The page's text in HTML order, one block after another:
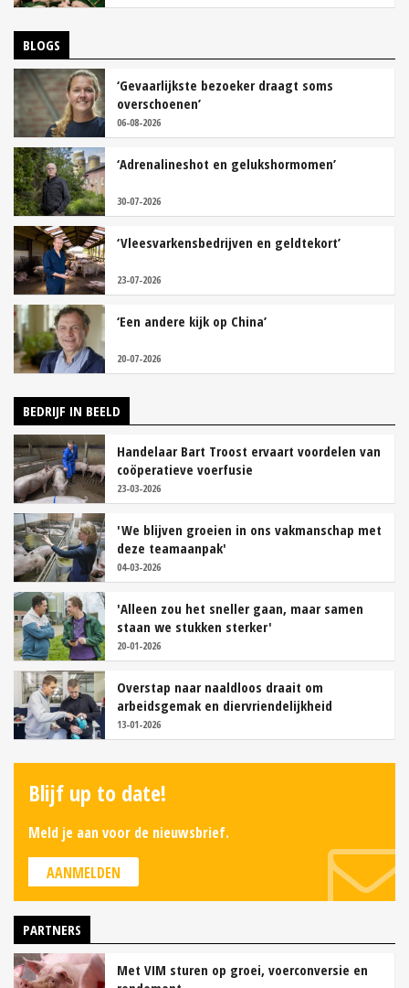
BLOGS
‘Gevaarlijkste bezoeker draagt soms
overschoenen’
06-08-2026
‘Adrenalineshot en gelukshormomen’
30-07-2026
‘Vleesvarkensbedrijven en geldtekort’
23-07-2026
‘Een andere kijk op China’
20-07-2026
BEDRIJF IN BEELD
Handelaar Bart Troost ervaart voordelen van
coöperatieve voerfusie
23-03-2026
'We blijven groeien in ons vakmanschap met
deze teamaanpak'
04-03-2026
'Alleen zou het sneller gaan, maar samen
staan we stukken sterker'
20-01-2026
Overstap naar naaldloos draait om
arbeidsgemak en diervriendelijkheid
13-01-2026
Blijf up to date!
Meld je aan voor de nieuwsbrief.
AANMELDEN
PARTNERS
Met VIM sturen op groei, voerconversie en